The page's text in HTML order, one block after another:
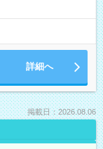
詳細へ
掲載日：2026.08.06